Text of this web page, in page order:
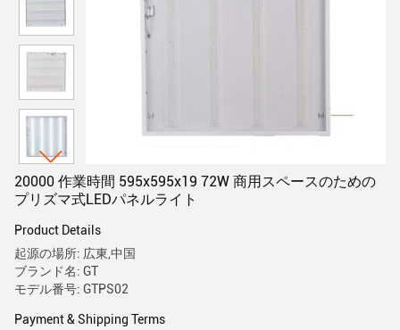
20000 作業時間 595x595x19 72W 商用スペースのための
プリズマ式LEDパネルライト
Product Details
起源の場所: 広東,中国
ブランド名: GT
モデル番号: GTPS02
Payment & Shipping Terms